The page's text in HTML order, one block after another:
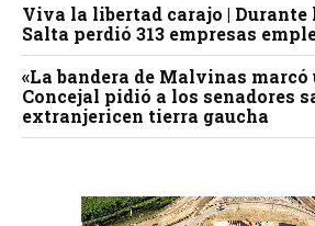
Viva la libertad carajo |
Salta perdió 313 empresas
«La bandera de Malvinas marcó
Concejal pidió a los senadores
extranjericen tierra gaucha